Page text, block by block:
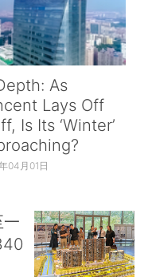
As
Lays Off
Is Its ‘Winter’
04月01日